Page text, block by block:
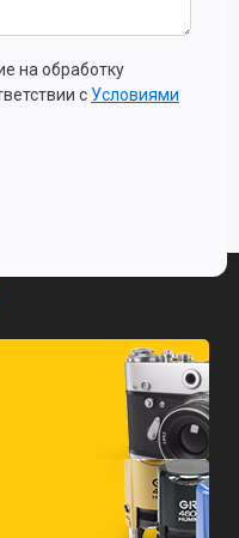
на обработку
с Условиями